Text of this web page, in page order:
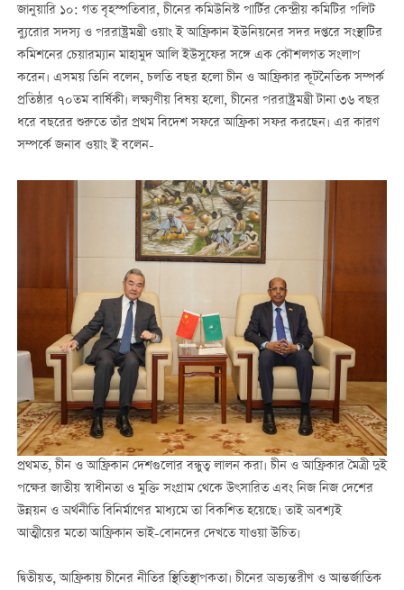
জানুয়ারি ১০: গত বৃহস্পতিবার, চীনের কমিউনিস্ট পার্টির কেন্দ্রীয় কমিটির পলিট
ব্যুরোর সদস্য ও পররাষ্ট্রমন্ত্রী ওয়াং ই আফ্রিকান ইউনিয়নের সদর দপ্তরে সংস্থাটির
কমিশনের চেয়ারম্যান মাহামুদ আলি ইউসুফের সঙ্গে এক কৌশলগত সংলাপ
করেন। এসময় তিনি বলেন, চলতি বছর হলো চীন ও আফ্রিকার কূটনৈতিক সম্পর্ক
প্রতিষ্ঠার ৭০তম বার্ষিকী। লক্ষ্যণীয় বিষয় হলো, চীনের পররাষ্ট্রমন্ত্রী টানা ৩৬ বছর
ধরে বছরের শুরুতে তাঁর প্রথম বিদেশ সফরে আফ্রিকা সফর করছেন। এর কারণ
সম্পর্কে জনাব ওয়াং ই বলেন-
প্রথমত, চীন ও আফ্রিকান দেশগুলোর বন্ধুত্ব লালন করা। চীন ও আফ্রিকার মৈত্রী দুই
পক্ষের জাতীয় স্বাধীনতা ও মুক্তি সংগ্রাম থেকে উৎসারিত এবং নিজ নিজ দেশের
উন্নয়ন ও অর্থনীতি বিনির্মাণের মাধ্যমে তা বিকশিত হয়েছে। তাই অবশ্যই
আত্মীয়ের মতো আফ্রিকান ভাই-বোনদের দেখতে যাওয়া উচিত।
দ্বিতীয়ত, আফ্রিকায় চীনের নীতির স্থিতিস্থাপকতা। চীনের অভ্যন্তরীণ ও আন্তর্জাতিক